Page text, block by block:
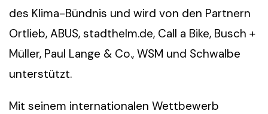
des Klima-Bündnis und wird von den Partnern
Ortlieb, ABUS, stadthelm.de, Call a Bike, Busch +
Müller, Paul Lange & Co., WSM und Schwalbe
unterstützt.
Mit seinem internationalen Wettbewerb